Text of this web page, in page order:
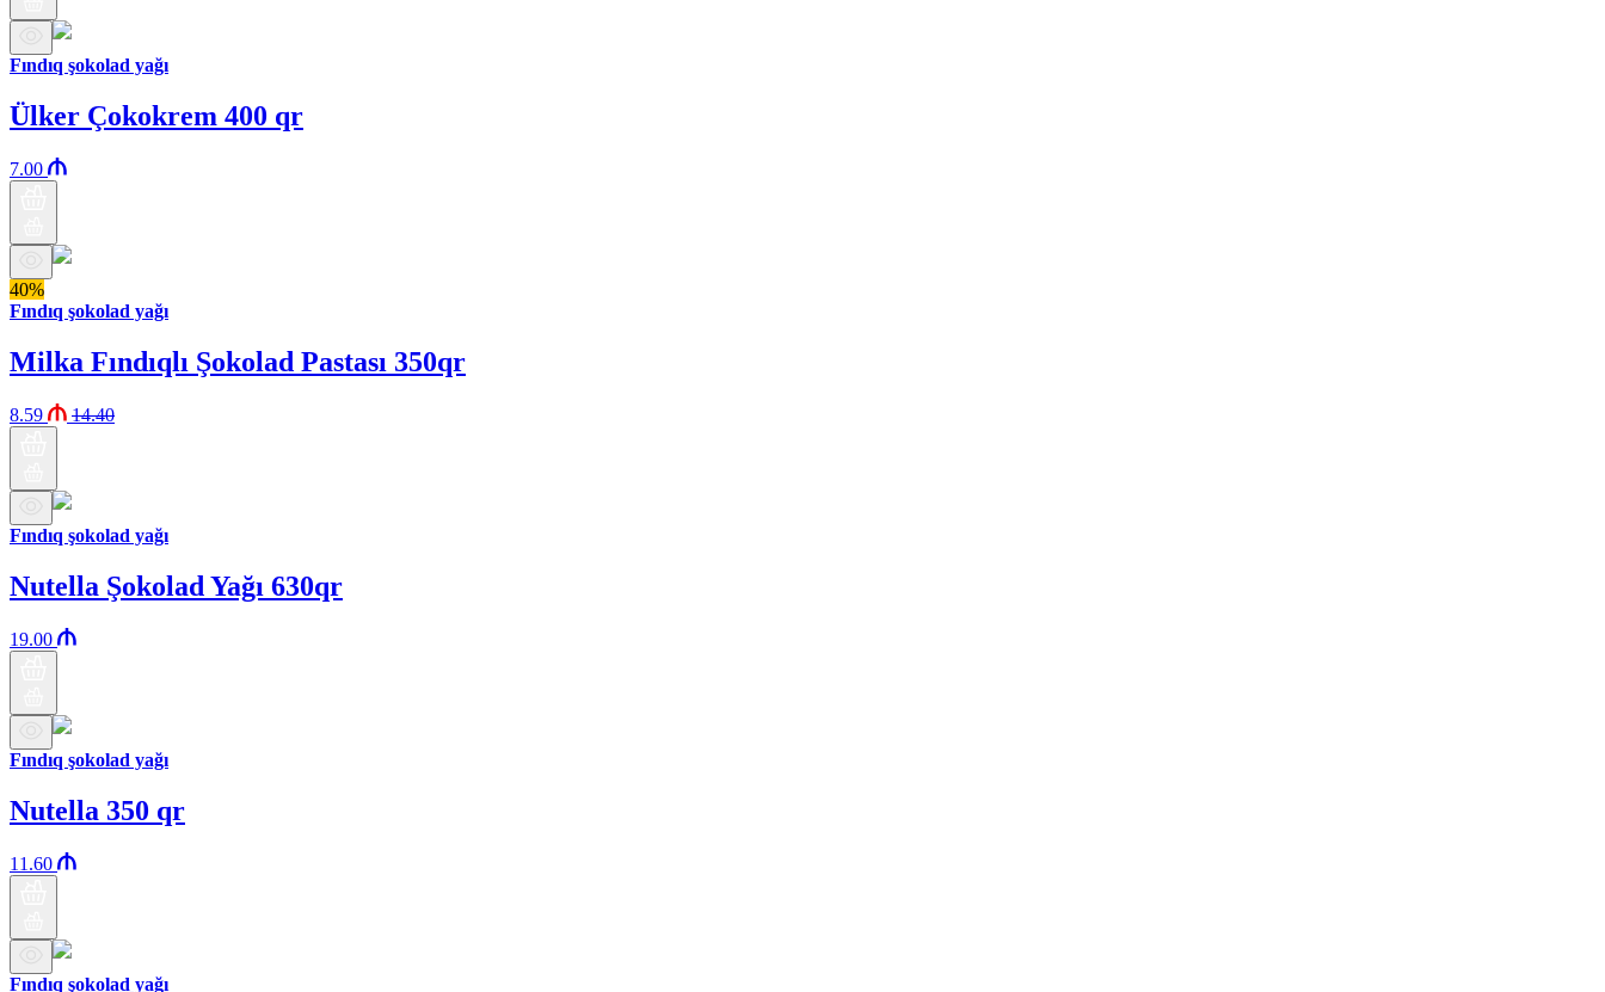
Fındıq şokolad yağı
Ülker Çokokrem 400 qr
7.00
40%
Fındıq şokolad yağı
Milka Fındıqlı Şokolad Pastası 350qr
8.59 14.40
Fındıq şokolad yağı
Nutella Şokolad Yağı 630qr
19.00
Fındıq şokolad yağı
Nutella 350 qr
11.60
Fındıq şokolad yağı